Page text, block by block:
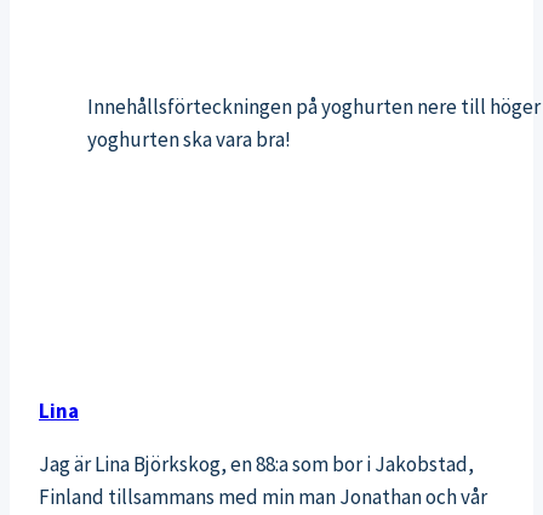
Innehållsförteckningen på yoghurten nere till höger
yoghurten ska vara bra!
Lina
Jag är Lina Björkskog, en 88:a som bor i Jakobstad,
Finland tillsammans med min man Jonathan och vår